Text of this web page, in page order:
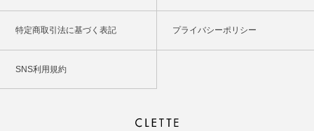
特定商取引法に基づく表記 プライバシーポリシー
SNS利用規約